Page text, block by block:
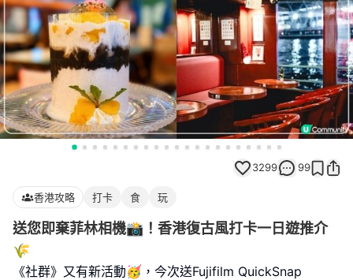
3299 99
香港攻略 打卡 食 玩
送您即棄菲林相機📸！香港復古風打卡一日遊推介
🌾
《社群》又有新活動🥳，今次送Fujifilm QuickSnap